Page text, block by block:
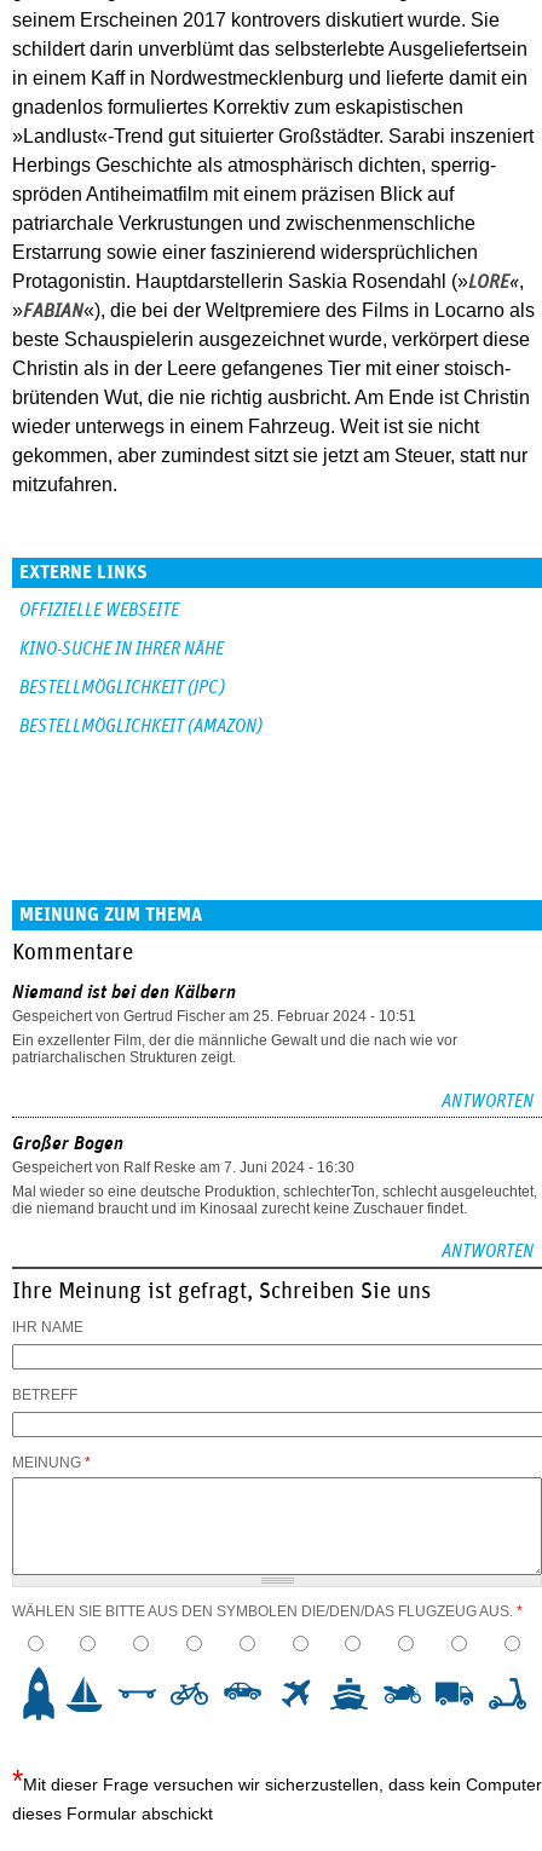
seinem Erscheinen 2017 kontrovers diskutiert wurde. Sie
schildert darin unverblümt das selbsterlebte Ausgeliefertsein
in einem Kaff in Nordwestmecklenburg und lieferte damit ein
gnadenlos formuliertes Korrektiv zum eskapistischen
»Landlust«-Trend gut situierter Großstädter. Sarabi inszeniert
Herbings Geschichte als atmosphärisch dichten, sperrig-
spröden Antiheimatfilm mit einem präzisen Blick auf
patriarchale Verkrustungen und zwischenmenschliche
Erstarrung sowie einer faszinierend widersprüchlichen
Protagonistin. Hauptdarstellerin Saskia Rosendahl (»LORE«,
»FABIAN«), die bei der Weltpremiere des Films in Locarno als
beste Schauspielerin ausgezeichnet wurde, verkörpert diese
Christin als in der Leere gefangenes Tier mit einer stoisch-
brütenden Wut, die nie richtig ausbricht. Am Ende ist Christin
wieder unterwegs in einem Fahrzeug. Weit ist sie nicht
gekommen, aber zumindest sitzt sie jetzt am Steuer, statt nur
mitzufahren.
EXTERNE LINKS
OFFIZIELLE WEBSEITE
KINO-SUCHE IN IHRER NÄHE
BESTELLMÖGLICHKEIT (JPC)
BESTELLMÖGLICHKEIT (AMAZON)
MEINUNG ZUM THEMA
Kommentare
Niemand ist bei den Kälbern
Gespeichert von Gertrud Fischer am 25. Februar 2024 - 10:51
Ein exzellenter Film, der die männliche Gewalt und die nach wie vor
patriarchalischen Strukturen zeigt.
ANTWORTEN
Großer Bogen
Gespeichert von Ralf Reske am 7. Juni 2024 - 16:30
Mal wieder so eine deutsche Produktion, schlechterTon, schlecht ausgeleuchtet,
die niemand braucht und im Kinosaal zurecht keine Zuschauer findet.
ANTWORTEN
Ihre Meinung ist gefragt, Schreiben Sie uns
IHR NAME
BETREFF
MEINUNG *
WÄHLEN SIE BITTE AUS DEN SYMBOLEN DIE/DEN/DAS FLUGZEUG AUS. *
Mit dieser Frage versuchen wir sicherzustellen, dass kein Computer
dieses Formular abschickt